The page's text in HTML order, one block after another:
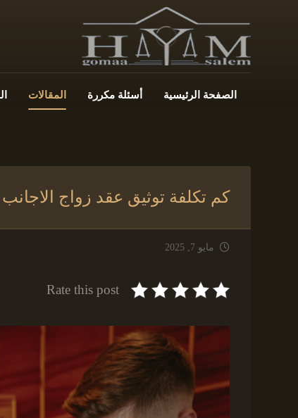
الصفحة الرئيسية أسئلة مكررة المقالات
كم تكلفة توثيق عقد زواج
مايو 7, 2025
Rate this post